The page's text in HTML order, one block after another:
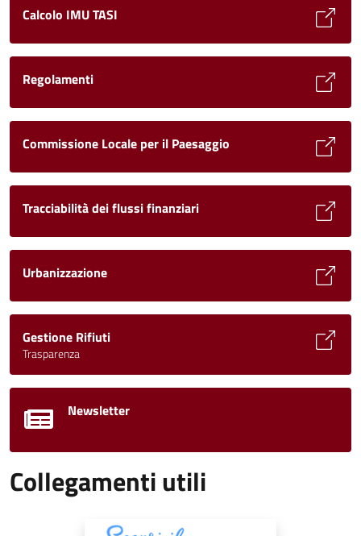
Calcolo IMU TASI
Regolamenti
Commissione Locale per il Paesaggio
Tracciabilità dei flussi finanziari
Urbanizzazione
Gestione Rifiuti
Trasparenza
Newsletter
Collegamenti utili